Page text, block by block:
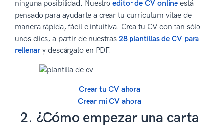
ninguna posibilidad. Nuestroeditor de CV online está
pensado para ayudarte a crear tu curriculum vitae de
manera rápida, fácil e intuitiva. Crea tu CV con tan sólo
unos clics, a partir de nuestras 28 plantillas de CV para
rellenary descárgalo en PDF.
Crear tu CV ahora
Crear mi CV ahora
2. ¿Cómo empezar una carta